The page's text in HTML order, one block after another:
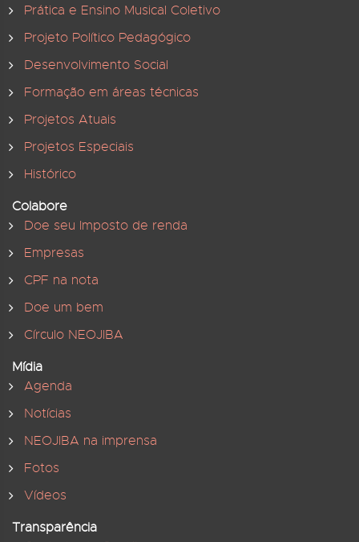
Prática e Ensino Musical Coletivo
Projeto Político Pedagógico
Desenvolvimento Social
Formação em áreas técnicas
Projetos Atuais
Projetos Especiais
Histórico
Colabore
Doe seu Imposto de renda
Empresas
CPF na nota
Doe um bem
Círculo NEOJIBA
Mídia
Agenda
Notícias
NEOJIBA na imprensa
Fotos
Vídeos
Transparência